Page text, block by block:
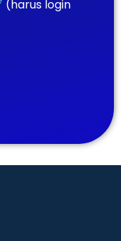
(harus login